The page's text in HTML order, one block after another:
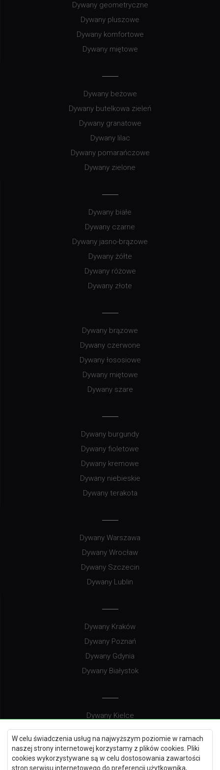
W celu świadczenia usług na najwyższym poziomie w ramach
naszej strony internetowej korzystamy z plików cookies. Pliki
cookies wykorzystywane są w celu dostosowania zawartości
stron serwisu internetowego do preferencji użytkownika,
Dywany geometryczne
Dywany pluszowe
Dywany komfortowe
Dywany miętowe
Dywany beżowe
Dywany butelkowa zieleń
Dywany granatowe
Dywany lilac
Dywany pomarańczowe
Dywany zielone
Dywany białe
Dywany czarne
Dywany jasno-brązowe
Dywany żółte
Dywany różowe
Dywany złote
Dywany brązowe
Dywany czerwone
Dywany łososiowe
Dywany miętowe
Dywany szare
Dywany burgundy
Dywany fioletowe
Dywany kremowe
Dywany niebieskie
Dywany terakota
Dywany Warszawa
Dywany Wrocław
Dywany Szczecin
Dywany Lublin
Dywany Kraków
Dywany Poznań
Dywany Gdynia
Dywany Białystok
Dywany Kielce
Dywany Gdańsk
Dywany Toruń
Dywany Bydgoszcz